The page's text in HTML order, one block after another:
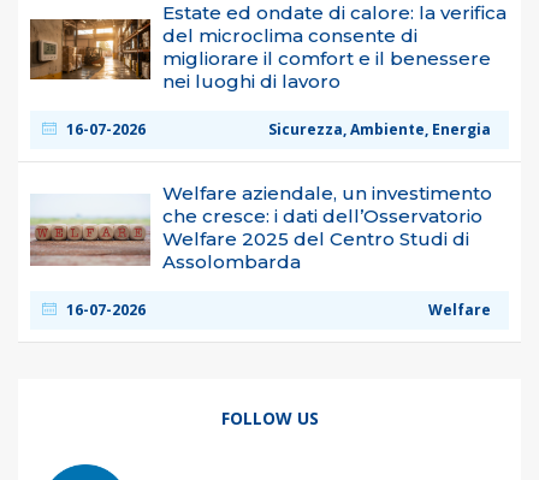
Estate ed ondate di calore: la verifica
del microclima consente di
migliorare il comfort e il benessere
nei luoghi di lavoro
16-07-2026 Sicurezza, Ambiente, Energia
Welfare aziendale, un investimento
che cresce: i dati dell’Osservatorio
Welfare 2025 del Centro Studi di
Assolombarda
16-07-2026 Welfare
FOLLOW US